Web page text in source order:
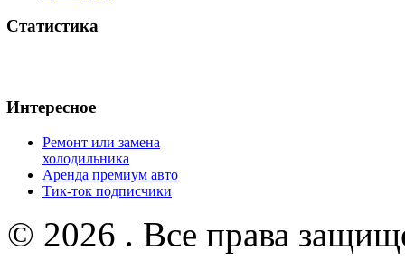
Статистика
Интересное
Ремонт или замена
холодильника
Аренда премиум авто
Тик-ток подписчики
© 2026 . Все права